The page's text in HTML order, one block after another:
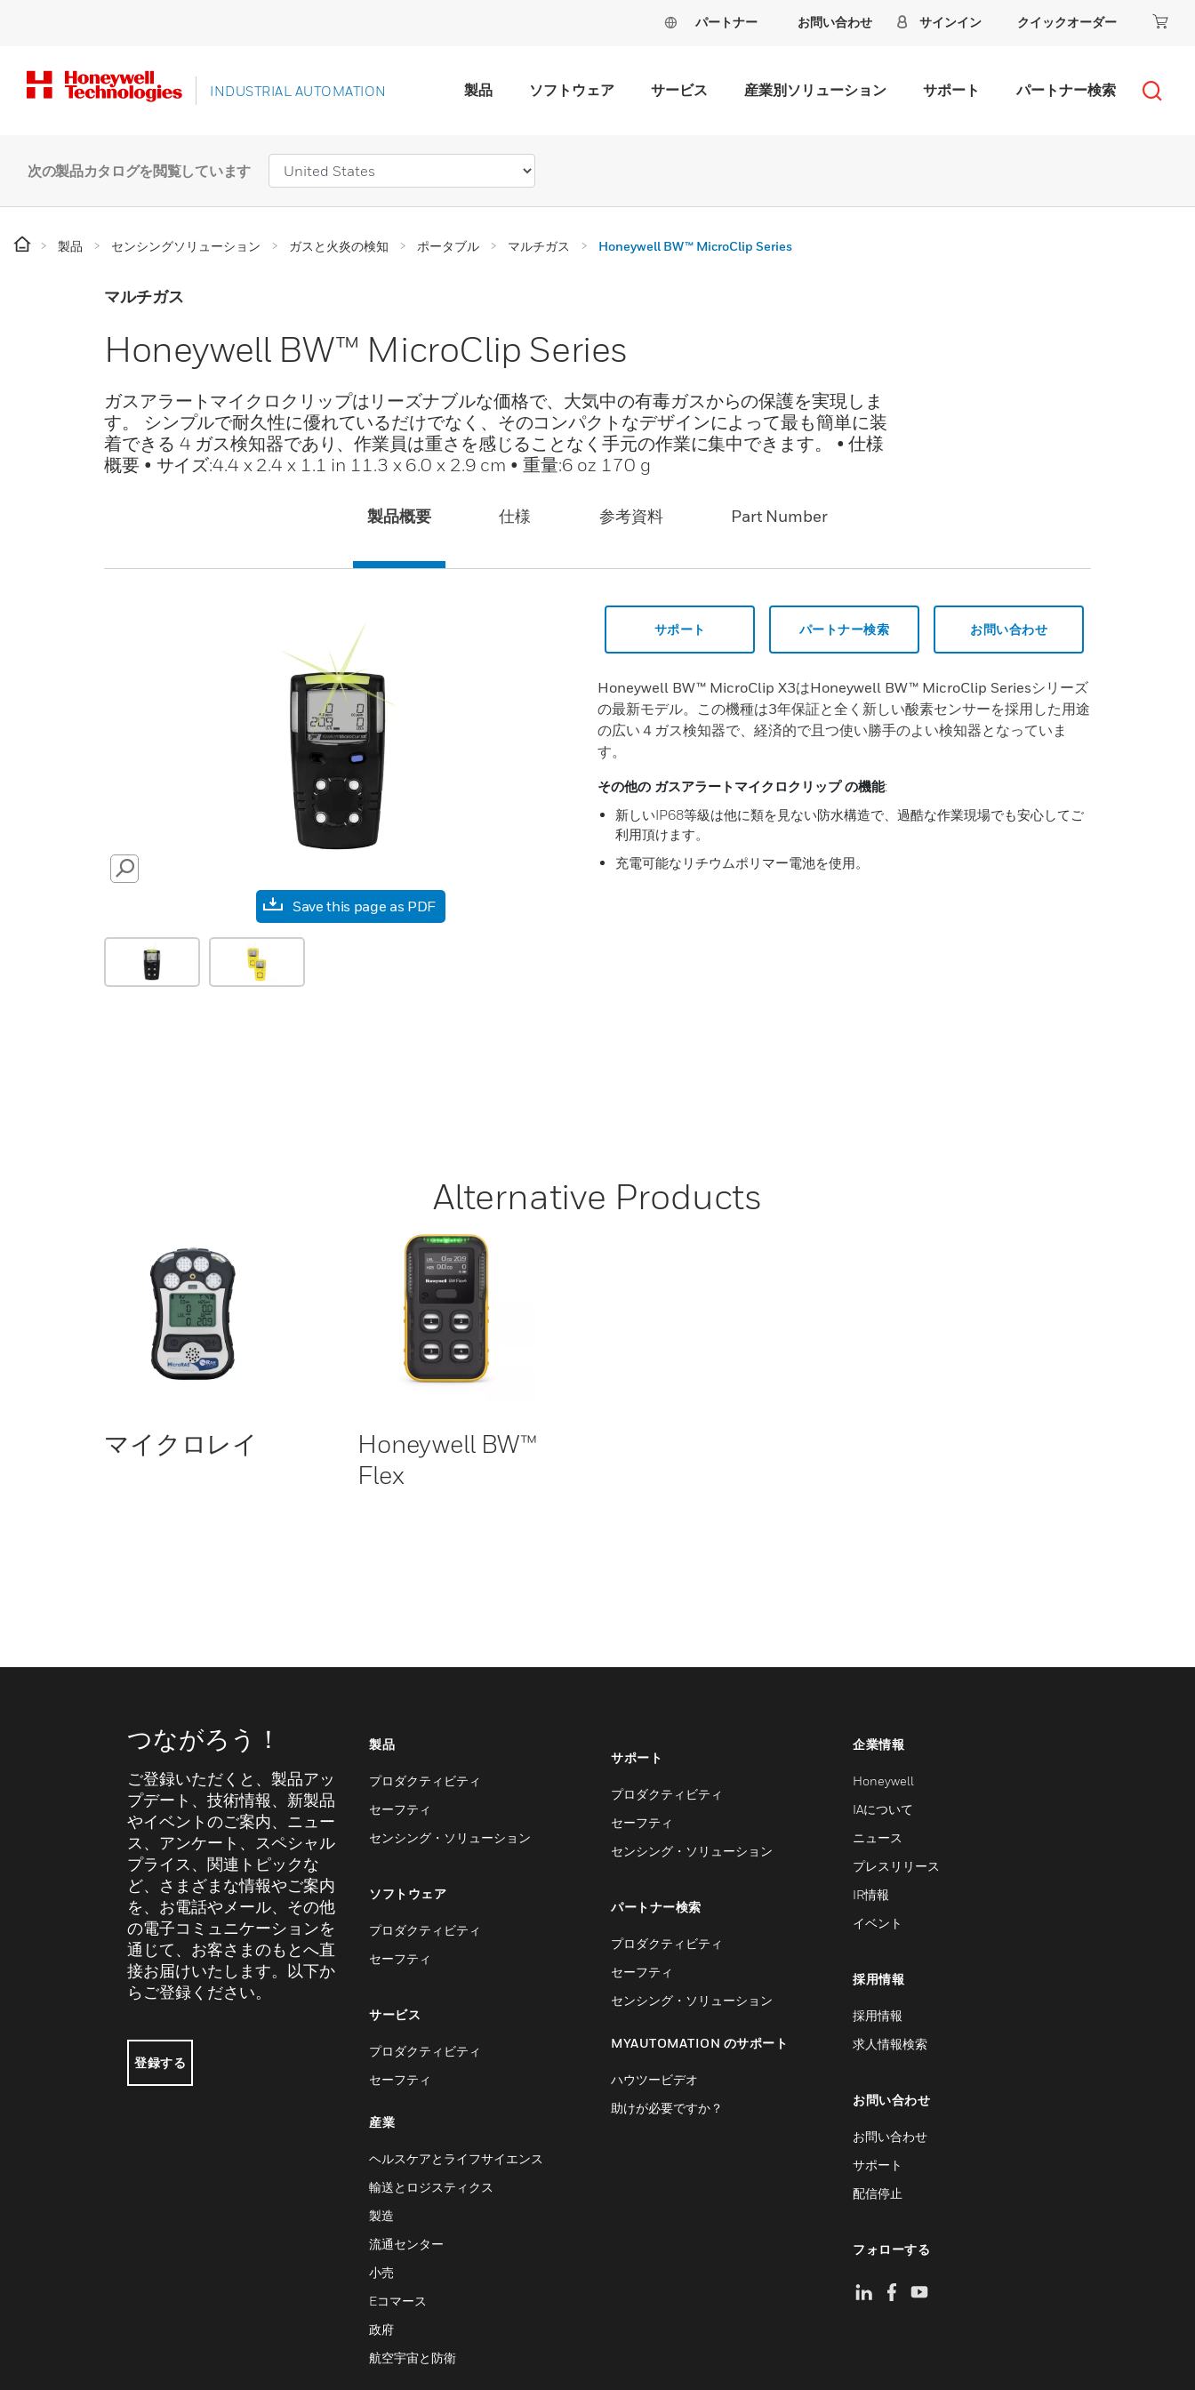
パートナー お問い合わせ サインイン クイックオーダー
INDUSTRIAL AUTOMATION 製品 ソフトウェア サービス 産業別ソリューション サポート パートナー検索
次の製品カタログを閲覧しています
製品 センシングソリューション ガスと火炎の検知 ポータブル マルチガス Honeywell BW™ MicroClip Series
マルチガス
Honeywell BW™ MicroClip Series
ガスアラートマイクロクリップはリーズナブルな価格で、大気中の有毒ガスからの保護を実現しま
す。 シンプルで耐久性に優れているだけでなく、そのコンパクトなデザインによって最も簡単に装
着できる 4 ガス検知器であり、作業員は重さを感じることなく手元の作業に集中できます。 • 仕様
概要 • サイズ:4.4 x 2.4 x 1.1 in 11.3 x 6.0 x 2.9 cm • 重量:6 oz 170 g
製品概要 仕様 参考資料 Part Number
SEARCH
Save this page as PDF
サポート パートナー検索 お問い合わせ
Honeywell BW™ MicroClip X3はHoneywell BW™ MicroClip Seriesシリーズ
の最新モデル。この機種は3年保証と全く新しい酸素センサーを採用した用途
の広い４ガス検知器で、経済的で且つ使い勝手のよい検知器となっていま
す。
その他の ガスアラートマイクロクリップ の機能:
新しいIP68等級は他に類を見ない防水構造で、過酷な作業現場でも安心してご
利用頂けます。
充電可能なリチウムポリマー電池を使用。
Alternative Products
マイクロレイ
Honeywell BW™
Flex
つながろう！
ご登録いただくと、製品アッ
プデート、技術情報、新製品
やイベントのご案内、ニュー
ス、アンケート、スペシャル
プライス、関連トピックな
ど、さまざまな情報やご案内
を、お電話やメール、その他
の電子コミュニケーションを
通じて、お客さまのもとへ直
接お届けいたします。以下か
らご登録ください。
登録する
製品
プロダクティビティ
セーフティ
センシング・ソリューション
ソフトウェア
プロダクティビティ
セーフティ
サービス
プロダクティビティ
セーフティ
産業
ヘルスケアとライフサイエンス
輸送とロジスティクス
製造
流通センター
小売
Eコマース
政府
航空宇宙と防衛
サポート
プロダクティビティ
セーフティ
センシング・ソリューション
パートナー検索
プロダクティビティ
セーフティ
センシング・ソリューション
MYAUTOMATION のサポート
ハウツービデオ
助けが必要ですか？
企業情報
Honeywell
IAについて
ニュース
プレスリリース
IR情報
イベント
採用情報
採用情報
求人情報検索
お問い合わせ
お問い合わせ
サポート
配信停止
フォローする